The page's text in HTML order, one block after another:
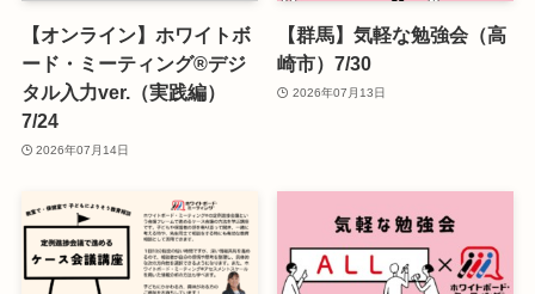
【オンライン】ホワイトボ
ード・ミーティング®デジ
タル入力ver.（実践編）
7/24
2026年07月14日
【群馬】気軽な勉強会（高
崎市）7/30
2026年07月13日